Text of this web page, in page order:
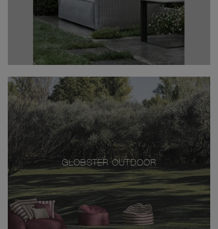
GLOBSTER OUTDOOR